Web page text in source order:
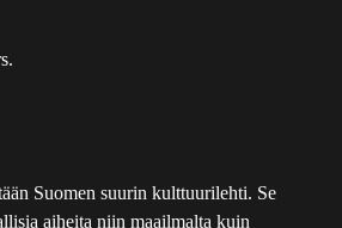
Suomen suurin kulttuurilehti. Se
aiheita niin maailmalta kuin